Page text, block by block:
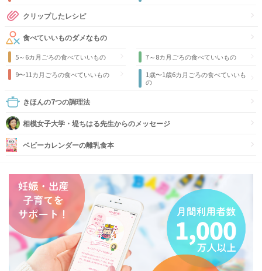
クリップしたレシピ
食べていいものダメなもの
5～6カ月ごろの食べていいもの
7～8カ月ごろの食べていいもの
9〜11カ月ごろの食べていいもの
1歳〜1歳6カ月ごろの食べていいも
の
きほんの7つの調理法
相模女子大学・堤ちはる先生からのメッセージ
ベビーカレンダーの離乳食本